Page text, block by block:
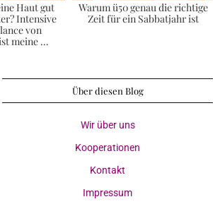
Haut gut
Intensive
von
meine …
Warum ü50 genau die richtige
Zeit für ein Sabbatjahr ist
Über diesen Blog
Wir über uns
Kooperationen
Kontakt
Impressum